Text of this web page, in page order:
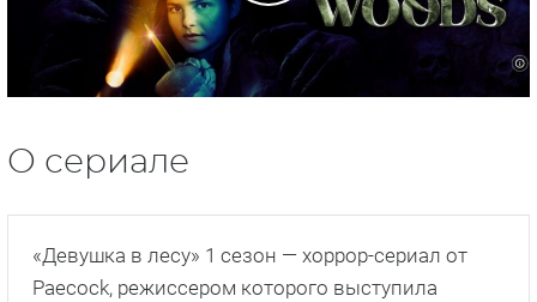
О сериале
«Девушка в лесу» 1 сезон — хоррор-сериал от
Paecock, режиссером которого выступила